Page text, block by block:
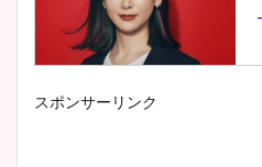
スポンサーリンク